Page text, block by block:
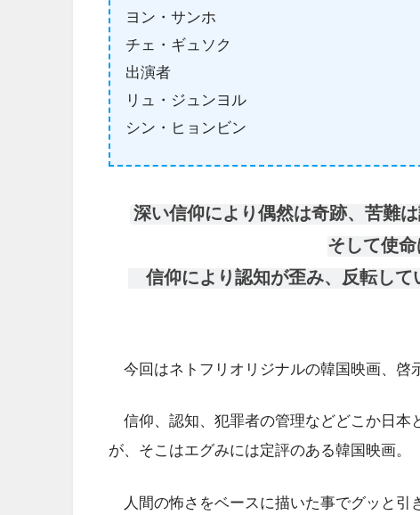
ヨン・サンホ
チェ・ギュソク
出演者
リュ・ジュンヨル
シン・ヒョンビン
深い信仰により偶然は奇跡、苦難
そして使命
信仰により認知が歪み、反転して
今回はネトフリオリジナルの韓国映画、啓
信仰、認知、犯罪者の管理などどこか日本
が、そこはエグみには定評のある韓国映画。
人間の怖さをベースに描いた事でグッと引